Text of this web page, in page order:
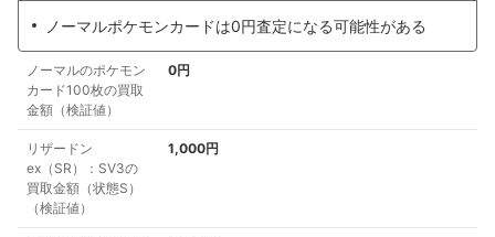
ノーマルポケモンカードは0円査定になる可能性がある
ノーマルのポケモン
カード100枚の買取
金額（検証値）
0円
リザードン
ex（SR）：SV3の
買取金額（状態S）
（検証値）
1,000円